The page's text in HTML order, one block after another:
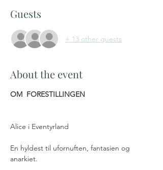
Guests
+ 13 other guests
About the event
OM  FORESTILLINGEN
Alice i Eventyrland
En hyldest til ufornuften, fantasien og
anarkiet.